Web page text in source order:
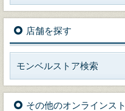
店舗を探す
モンベルストア検索
その他のオンラインス